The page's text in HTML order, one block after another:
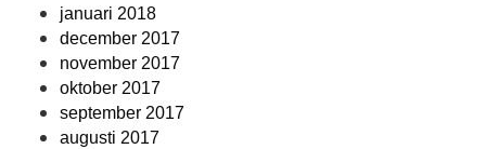
januari 2018
december 2017
november 2017
oktober 2017
september 2017
augusti 2017